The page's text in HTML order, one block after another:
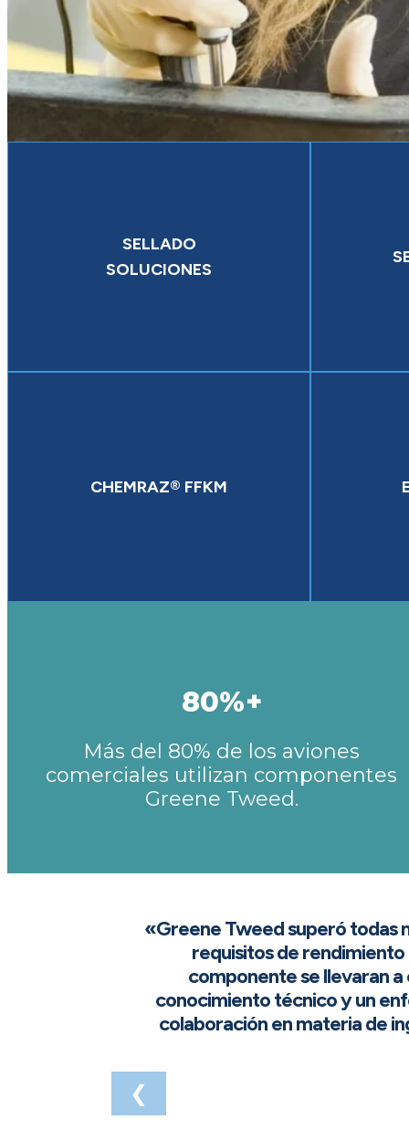
SELLADO
SOLUCIONES
CHEMRAZ® FFKM
80%+
Más del 80% de los aviones
comerciales utilizan componentes
Greene Tweed.
«Greene Tweed superó todas
requisitos de
componente se llevaran
conocimiento técnico y un
colaboración en materia de
❮